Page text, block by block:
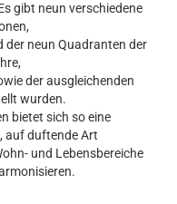
gibt neun verschiedene
der neun Qua­dranten der
der ausglei­chenden
wurden.
bietet sich so eine
auf duftende Art
und Lebensbereiche